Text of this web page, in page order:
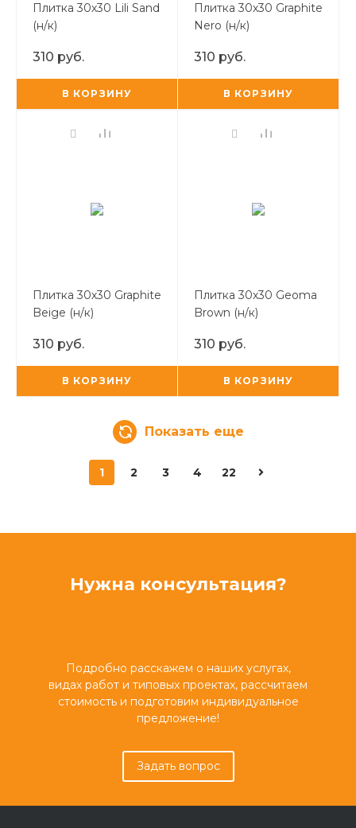
Плитка 30х30 Lili Sand
(н/к)
310 руб.
В КОРЗИНУ
Плитка 30х30 Graphite
Nero (н/к)
310 руб.
В КОРЗИНУ
Плитка 30х30 Graphite
Beige (н/к)
310 руб.
В КОРЗИНУ
Плитка 30х30 Geoma
Brown (н/к)
310 руб.
В КОРЗИНУ
Показать еще
1 2 3 4 22
Нужна консультация?
Подробно расскажем о наших услугах,
видах работ и типовых проектах, рассчитаем
стоимость и подготовим индивидуальное
предложение!
Задать вопрос